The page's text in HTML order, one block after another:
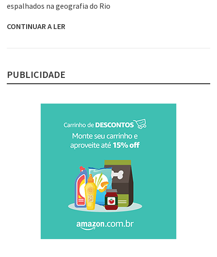
espalhados na geografia do Rio
CONTINUAR A LER
PUBLICIDADE